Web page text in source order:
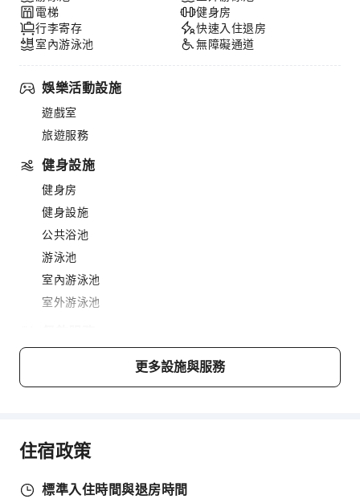
電梯
行李寄存
室內游泳池
健身房
快速入住退房
無障礙通道
娛樂活動設施
遊戲室
旅遊服務
健身設施
健身房
健身設施
公共浴池
游泳池
室內游泳池
室外游泳池
販賣亭/便利商店
更多設施與服務
住宿政策
標準入住時間與退房時間